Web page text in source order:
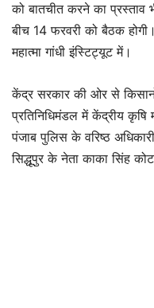
को बातचीत करने का
बीच 14 फरवरी को बैठक
महात्मा गांधी इंस्टिट्यूट में।
केंद्र सरकार की ओर से
प्रतिनिधिमंडल में केंद्रीय
पंजाब पुलिस के वरिष्ठ
सिद्धूपुर के नेता काका सिंह